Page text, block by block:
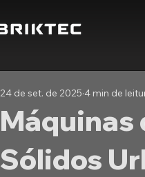
Máquinas
Sólidos
24 de set. de 2025 4 min de